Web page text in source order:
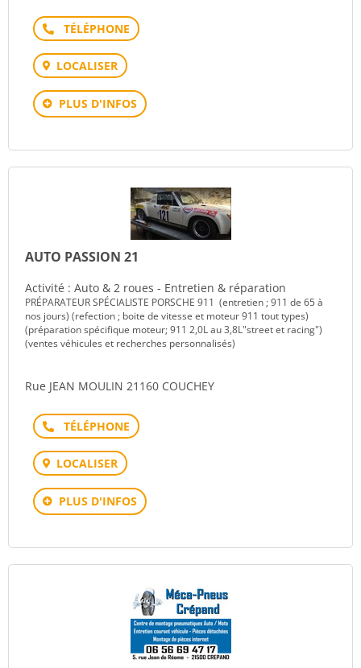
Téléphone
LOCALISER
PLUS D'INFOS
AUTO PASSION 21
Activité : Auto & 2 roues - Entretien & réparation
PRÉPARATEUR SPÉCIALISTE PORSCHE 911 (entretien ; 911 de 65 à
nos jours) (refection ; boite de vitesse et moteur 911 tout types)
(préparation spécifique moteur; 911 2,0L au 3,8L"street et racing")
(ventes véhicules et recherches personnalisés)
Rue JEAN MOULIN 21160 COUCHEY
Téléphone
LOCALISER
PLUS D'INFOS